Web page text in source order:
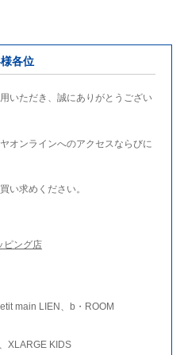
各位
いただき、誠にありがとうござい
オンラインへのアクセスならびに
い求めください。
ピング店
main LIEN、b・ROOM
XLARGE KIDS